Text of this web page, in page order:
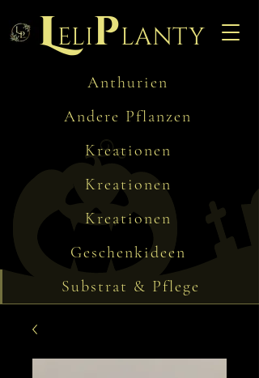
Leliplanty
Anthurien
Andere Pflanzen
Kreationen
Kreationen
Kreationen
Geschenkideen
Substrat & Pflege